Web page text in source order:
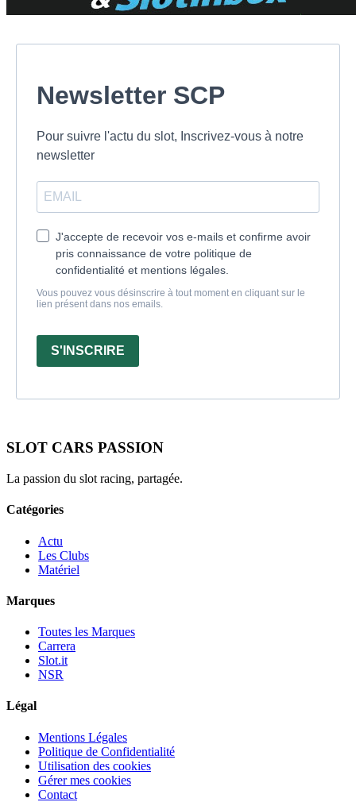
Newsletter SCP
Pour suivre l'actu du slot, Inscrivez-vous à notre
newsletter
J'accepte de recevoir vos e-mails et confirme avoir
pris connaissance de votre politique de
confidentialité et mentions légales.
Vous pouvez vous désinscrire à tout moment en cliquant sur le
lien présent dans nos emails.
S'INSCRIRE
SLOT CARS PASSION
La passion du slot racing, partagée.
Catégories
Actu
Les Clubs
Matériel
Marques
Toutes les Marques
Carrera
Slot.it
NSR
Légal
Mentions Légales
Politique de Confidentialité
Utilisation des cookies
Gérer mes cookies
Contact